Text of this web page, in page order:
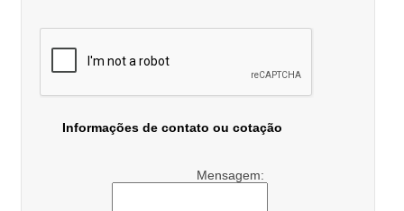
Informações de contato ou cotação
Mensagem: